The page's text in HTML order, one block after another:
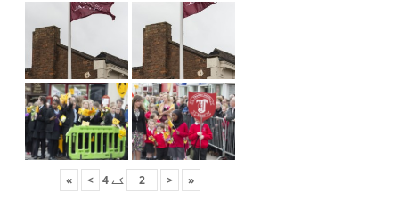
«
< کے4
>
»